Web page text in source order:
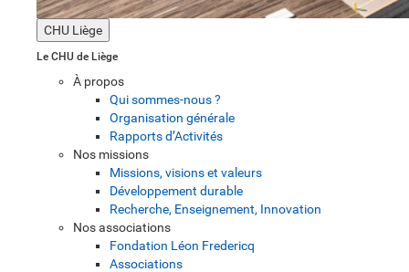
CHU Liège
Le CHU de Liège
À propos
Qui sommes-nous ?
Organisation générale
Rapports d’Activités
Nos missions
Missions, visions et valeurs
Développement durable
Recherche, Enseignement, Innovation
Nos associations
Fondation Léon Fredericq
Associations